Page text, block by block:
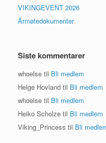
VIKINGEVENT 2026
Årmøtedokumenter
Siste kommentarer
whoelse til Bli medlem
Helge Hovland til Bli medlem
whoelse til Bli medlem
Heiko Scholze til Bli medlem
Viking_Princess til Bli